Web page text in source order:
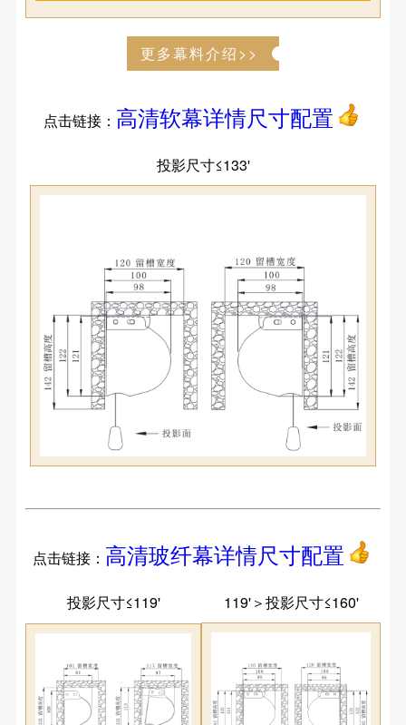
更多幕料介绍>>
点击链接： 高清软幕详情尺寸配置
投影尺寸≤133'
点击链接： 高清玻纤幕详情尺寸配置
投影尺寸≤119' 119'＞投影尺寸≤160'